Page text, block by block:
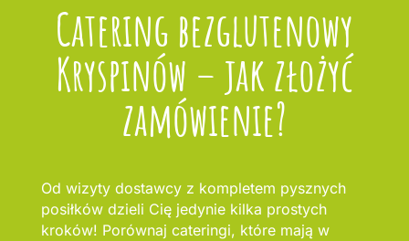
Catering bezglutenowy
Kryspinów – jak złożyć
zamówienie?
Od wizyty dostawcy z kompletem pysznych
posiłków dzieli Cię jedynie kilka prostych
kroków! Porównaj cateringi, które mają w